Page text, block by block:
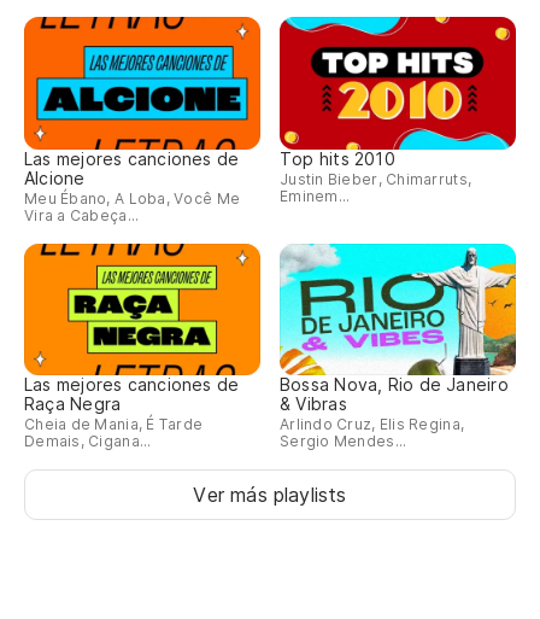
Las mejores canciones de
Alcione
Meu Ébano, A Loba, Você Me
Vira a Cabeça...
Top hits 2010
Justin Bieber, Chimarruts,
Eminem...
Las mejores canciones de
Raça Negra
Cheia de Mania, É Tarde
Demais, Cigana...
Bossa Nova, Rio de Janeiro
& Vibras
Arlindo Cruz, Elis Regina,
Sergio Mendes...
Ver más playlists